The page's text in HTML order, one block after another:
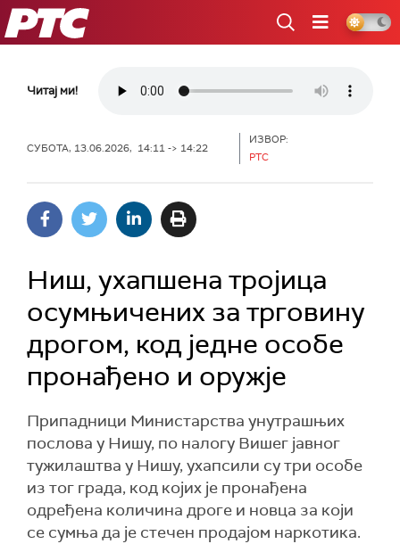
РТС
Читај ми!
СУБОТА, 13.06.2026, 14:11 -> 14:22
ИЗВОР:
РТС
Ниш, ухапшена тројица
осумњичених за трговину
дрогом, код једне особе
пронађено и оружје
Припадници Министарства унутрашњих
послова у Нишу, по налогу Вишег јавног
тужилаштва у Нишу, ухапсили су три особе
из тог града, код којих је пронађена
одређена количина дроге и новца за који
се сумња да је стечен продајом наркотика.